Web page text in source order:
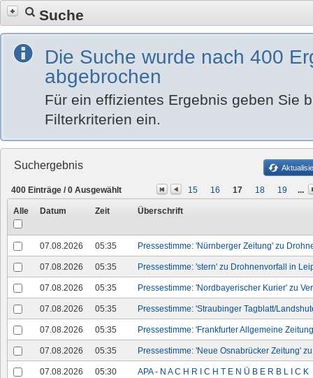
Suche
Die Suche wurde nach 400
abgebrochen
Für ein effizientes Ergebnis geben Sie
Filterkriterien ein.
Suchergebnis
400 Einträge /0 Ausgewählt 15 16 17 18 19 ...
Alle Datum Zeit Überschrift
07.08.2026 05:35 Pressestimme: 'Nürnberger Zeitung' zu
07.08.2026 05:35 Pressestimme: 'stern' zu Drohnenvorfall in
07.08.2026 05:35 Pressestimme: 'Nordbayerischer Kurier' zu
07.08.2026 05:35 Pressestimme: 'Straubinger Tagblatt/
07.08.2026 05:35 Pressestimme: 'Frankfurter Allgemeine
07.08.2026 05:35 Pressestimme: 'Neue Osnabrücker Zeitung'
07.08.2026 05:30 APA - N A C H R I C H T E N Ü B E R B L I C K